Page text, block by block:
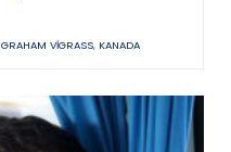
GRAHAM VIGRASS, KANADA